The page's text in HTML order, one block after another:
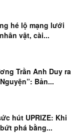
hé lộ mạng lưới
vật, cài...
Trần Anh Duy ra
Bản...
hút UPRIZE: Khi
phá bằng...